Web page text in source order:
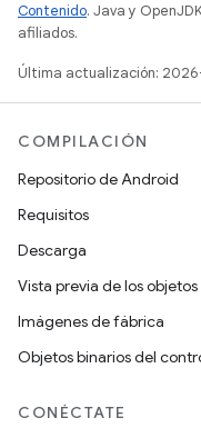
Contenido. Java y
afiliados.
Última actualización:
COMPILACIÓN
Repositorio de Android
Requisitos
Descarga
Vista previa de los
Imágenes de fábrica
Objetos binarios del
CONÉCTATE